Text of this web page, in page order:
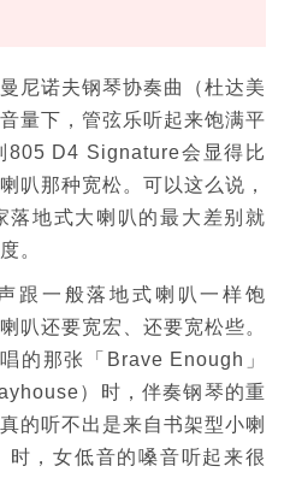
尼诺夫钢琴协奏曲（杜达美
量下，管弦乐听起来饱满平
805 D4 Signature会显得比
叭那种宽松。可以这么说，
地式大喇叭的最大差别就
。
跟一般落地式喇叭一样饱
叭还要宽宏、还要宽松些。
的那张「Brave Enough」
）时，伴奏钢琴的重
的听不出是来自书架型小喇
时，女低音的嗓音听起来很